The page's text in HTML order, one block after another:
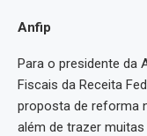
Anfip
Para o presidente da
Fiscais da Receita
proposta de reforma
além de trazer